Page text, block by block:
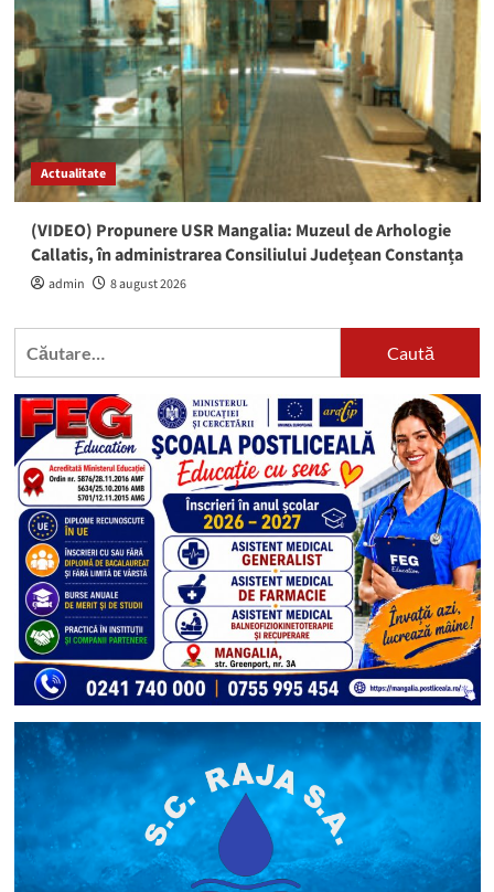
Actualitate
(VIDEO) Propunere USR Mangalia: Muzeul de Arhologie
Callatis, în administrarea Consiliului Județean Constanța
admin 8 august 2026
Caută